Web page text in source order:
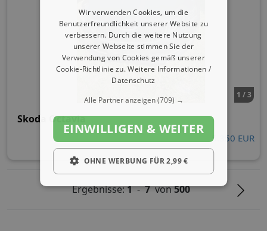
1 / 3
Skoda Octavia
5.350 EUR
Ergebnisse:1-7von500
Wir verwenden Cookies, um die
Benutzerfreundlichkeit unserer Website zu
verbessern. Durch die weitere Nutzung
unserer Webseite stimmen Sie der
Verwendung von Cookies gemäß unserer
Cookie-Richtlinie zu.Weitere Informationen /
Datenschutz
Alle Partner anzeigen(709) →
EINWILLIGEN & WEITER
OHNE WERBUNG FÜR 2,99 €